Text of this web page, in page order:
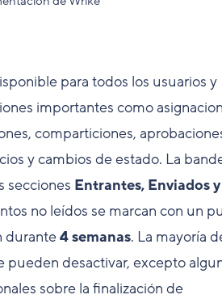
para todos los usuarios y
importantes como
comparticiones,
y cambios de estado. La
secciones Entrantes, Enviados y
no leídos se marcan con un
durante4 semanas. La mayoría
pueden desactivar, excepto
sobre la finalización de